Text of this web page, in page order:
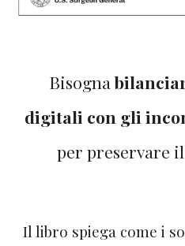
Bisogna
digitali con gli
per preservare
Il libro spiega come i